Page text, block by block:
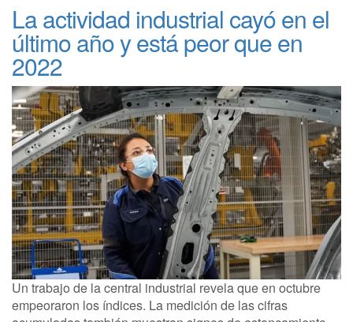
La actividad industrial cayó en el
último año y está peor que en
2022
Un trabajo de la central industrial revela que en octubre
empeoraron los índices. La medición de las cifras